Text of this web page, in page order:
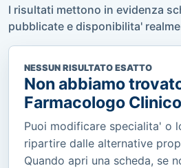
I risultati mettono in evidenza
pubblicate e disponibilita'
NESSUN RISULTATO ESATTO
Non abbiamo
Farmacologo
Puoi modificare specialita' o
ripartire dalle alternative
Quando apri una scheda, se